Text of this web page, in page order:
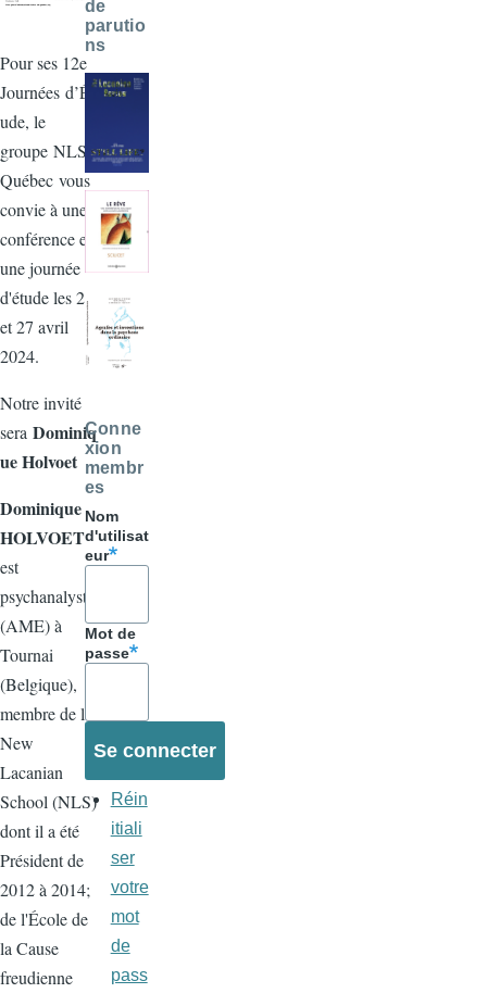
Pour ses 12e
Journées d’Ét
ude, le
groupe NLS-
Québec vous
convie à une
conférence et
une journée
d'étude les 26
et 27 avril
2024.
Notre invité
sera Dominiq
ue Holvoet
Dominique
HOLVOET
est
psychanalyste
(AME) à
Tournai
(Belgique),
membre de la
New
Lacanian
School (NLS)
dont il a été
Président de
2012 à 2014;
de l'École de
la Cause
freudienne
de
parutio
ns
Conne
xion
membr
es
Nom
d'utilisat
eur
Mot de
passe
Réin
itiali
ser
votre
mot
de
pass